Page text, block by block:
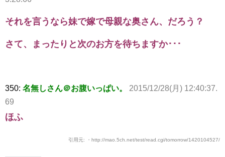
それを言うなら妹で嫁で母親な奥さん、だろう？
さて、まったりと次のお方を待ちますか･･･
350: 名無しさん＠お腹いっぱい。
2015/12/28(月) 12:40:37.
69
ほふ
引用元: ・http://mao.5ch.net/test/read.cgi/tomorrow/1420104527/